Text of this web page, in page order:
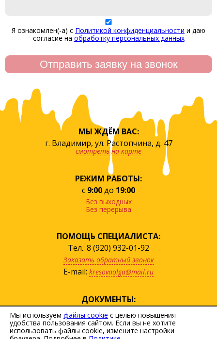
Я ознакомлен(-а) с Политикой конфиденциальности и даю
согласие на обработку персональных данных
МЫ ЖДЁМ ВАС:
г. Владимир, ул. Растопчина, д. 47
смотреть на карте
РЕЖИМ РАБОТЫ:
с 9:00до 19:00
Без выходных
Без перерыва
ПОМОЩЬ СПЕЦИАЛИСТА:
Тел.: 8 (920) 932-01-92
Заказать обратный звонок
E-mail: kresovaolga@mail.ru
ДОКУМЕНТЫ:
посмотреть прайс
скачать договор
Политика персональных данных
Мы используем файлы cookie с целью повышения
удобства пользования сайтом. Если вы не хотите
использовать файлы cookie, измените настройки